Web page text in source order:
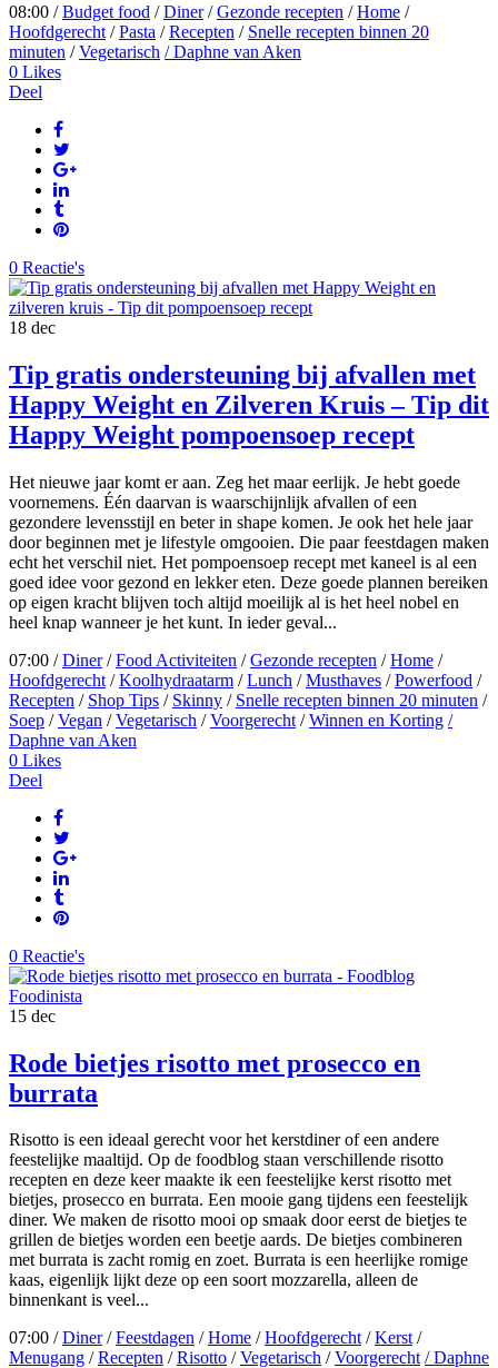
08:00 /Budget food /Diner/Gezonde recepten /Home /
Hoofdgerecht /Pasta /Recepten / Snelle recepten binnen 20
minuten /Vegetarisch / Daphne van Aken
0 Likes
Deel
0 Reactie's
18 dec
Tip gratis ondersteuning bij afvallen met
Happy Weight en Zilveren Kruis – Tip dit
Happy Weight pompoensoep recept
Het nieuwe jaar komt er aan. Zeg het maar eerlijk. Je hebt goede
voornemens. Één daarvan is waarschijnlijk afvallen of een
gezondere levensstijl en beter in shape komen. Je ook het hele jaar
door beginnen met je lifestyle omgooien. Die paar feestdagen maken
echt het verschil niet. Het pompoensoep recept met kaneel is al een
goed idee voor gezond en lekker eten. Deze goede plannen bereiken
op eigen kracht blijven toch altijd moeilijk al is het heel nobel en
heel knap wanneer je het kunt. In ieder geval...
07:00 /Diner/Food Activiteiten /Gezonde recepten /Home /
Hoofdgerecht /Koolhydraatarm /Lunch /Musthaves /Powerfood /
Recepten / Shop Tips / Skinny / Snelle recepten binnen 20 minuten /
Soep /Vegan /Vegetarisch /Voorgerecht /Winnen en Korting /
Daphne van Aken
0 Likes
Deel
0 Reactie's
15 dec
Rode bietjes risotto met prosecco en
burrata
Risotto is een ideaal gerecht voor het kerstdiner of een andere
feestelijke maaltijd. Op de foodblog staan verschillende risotto
recepten en deze keer maakte ik een feestelijke kerst risotto met
bietjes, prosecco en burrata. Een mooie gang tijdens een feestelijk
diner. We maken de risotto mooi op smaak door eerst de bietjes te
grillen de bietjes worden een beetje aards. De bietjes combineren
met burrata is zacht romig en zoet. Burrata is een heerlijke romige
kaas, eigenlijk lijkt deze op een soort mozzarella, alleen de
binnenkant is veel...
07:00 /Diner/Feestdagen /Home /Hoofdgerecht/Kerst/
Menugang /Recepten /Risotto /Vegetarisch /Voorgerecht / Daphne